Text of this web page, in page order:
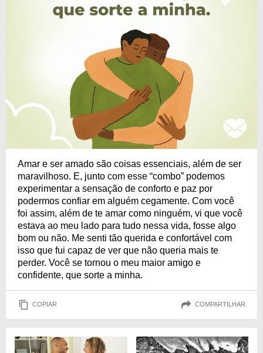
Amar e ser amado são coisas essenciais, além de ser
maravilhoso. E, junto com esse “combo” podemos
experimentar a sensação de conforto e paz por
podermos confiar em alguém cegamente. Com você
foi assim, além de te amar como ninguém, vi que você
estava ao meu lado para tudo nessa vida, fosse algo
bom ou não. Me senti tão querida e confortável com
isso que fui capaz de ver que não queria mais te
perder. Você se tornou o meu maior amigo e
confidente, que sorte a minha.
COPIAR COMPARTILHAR